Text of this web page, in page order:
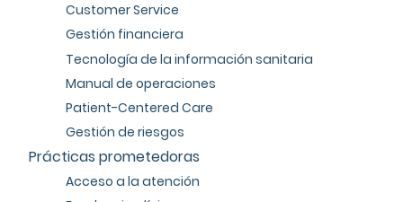
Customer Service
Gestión financiera
Tecnología de la información sanitaria
Manual de operaciones
Patient-Centered Care
Gestión de riesgos
Prácticas prometedoras
Acceso a la atención